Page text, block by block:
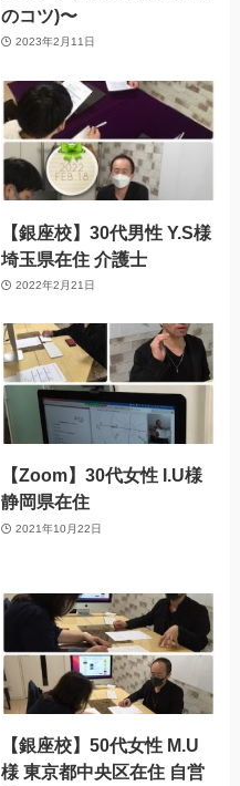
のコツ)〜
2023年2月11日
【銀座校】30代男性 Y.S様
埼玉県在住 介護士
2022年2月21日
【Zoom】30代女性 I.U様
静岡県在住
2021年10月22日
【銀座校】50代女性 M.U
様 東京都中央区在住 自営